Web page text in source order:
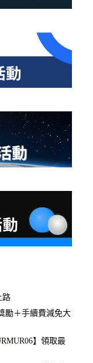
路
勵＋手續費減免大
】領取最